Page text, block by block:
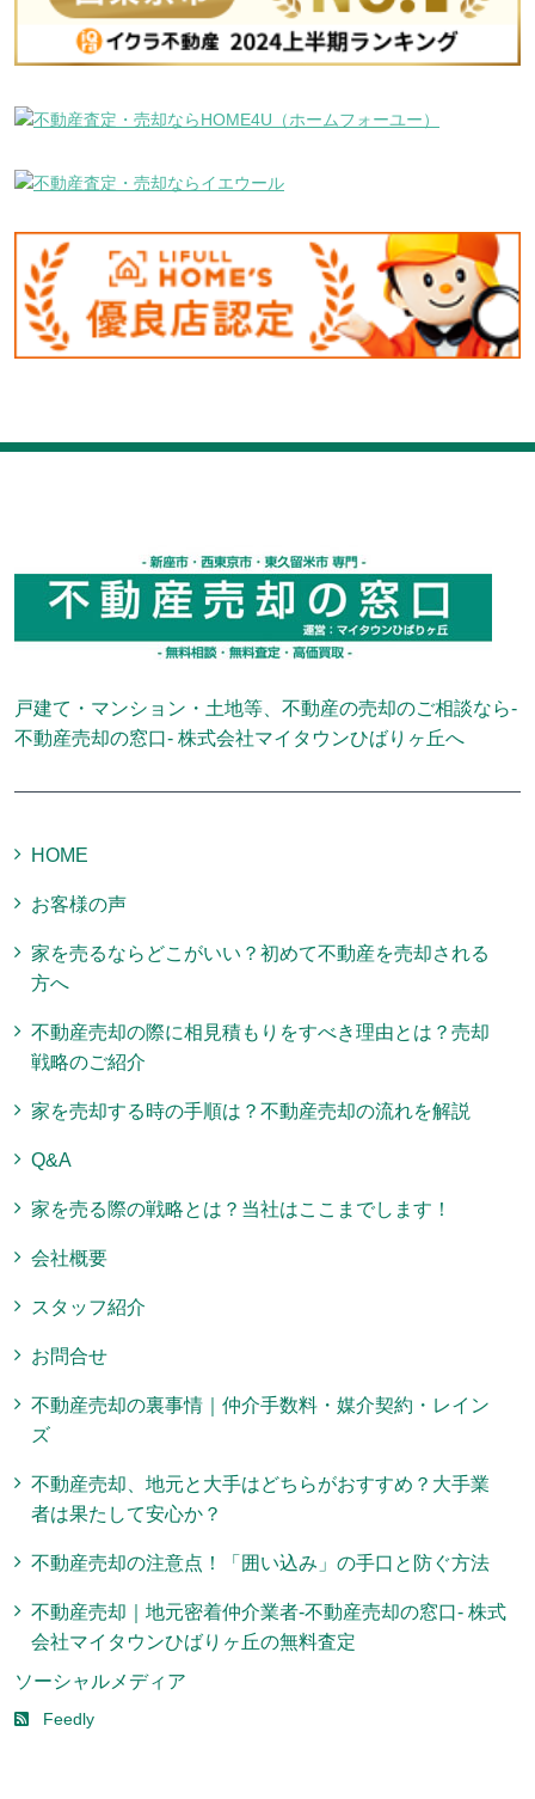
戸建て・マンション・土地等、不動産の売却のご相談なら-
不動産売却の窓口- 株式会社マイタウンひばりヶ丘へ
HOME
お客様の声
家を売るならどこがいい？初めて不動産を売却される
方へ
不動産売却の際に相見積もりをすべき理由とは？売却
戦略のご紹介
家を売却する時の手順は？不動産売却の流れを解説
Q&A
家を売る際の戦略とは？当社はここまでします！
会社概要
スタッフ紹介
お問合せ
不動産売却の裏事情｜仲介手数料・媒介契約・レイン
ズ
不動産売却、地元と大手はどちらがおすすめ？大手業
者は果たして安心か？
不動産売却の注意点！「囲い込み」の手口と防ぐ方法
不動産売却｜地元密着仲介業者-不動産売却の窓口- 株式
会社マイタウンひばりヶ丘の無料査定
ソーシャルメディア
Feedly